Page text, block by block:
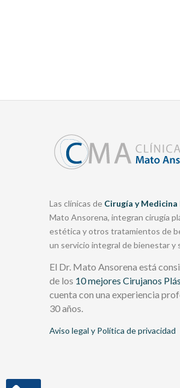
Las clínicas de Cirugía y
Mato Ansorena, integran cirugía
estética y otros tratamientos de
un servicio integral de bienestar y
El Dr. Mato Ansorena está
de los 10 mejores Cirujanos
cuenta con una experiencia
30 años.
Aviso legal y Política de privacidad